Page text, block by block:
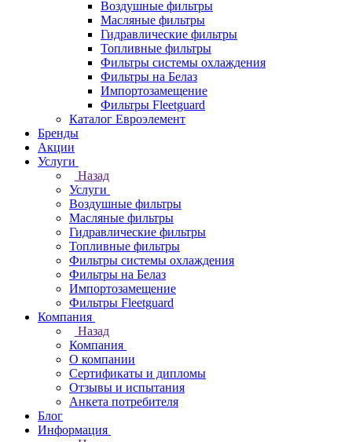
Воздушные фильтры
Масляные фильтры
Гидравлические фильтры
Топливные фильтры
Фильтры системы охлаждения
Фильтры на Белаз
Импортозамещение
Фильтры Fleetguard
Каталог Евроэлемент
Бренды
Акции
Услуги
Назад
Услуги
Воздушные фильтры
Масляные фильтры
Гидравлические фильтры
Топливные фильтры
Фильтры системы охлаждения
Фильтры на Белаз
Импортозамещение
Фильтры Fleetguard
Компания
Назад
Компания
О компании
Сертификаты и дипломы
Отзывы и испытания
Анкета потребителя
Блог
Информация